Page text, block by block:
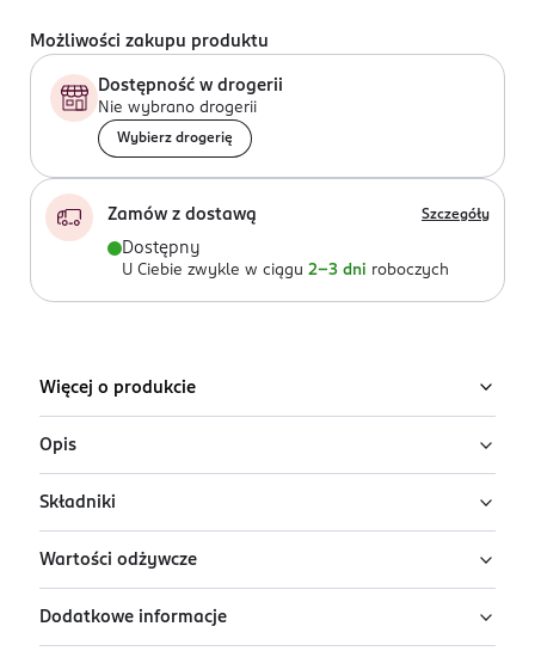
Możliwości zakupu produktu
Dostępność w drogerii
Nie wybrano drogerii
Wybierz drogerię
Zamów z dostawą Szczegóły
Dostępny
U Ciebie zwykle w ciągu 2-3 dni roboczych
Więcej o produkcie
Opis
Od 155 lat w Nestle tworzymy produkty dla
najmłodszych. Nasi eksperci analizują mikrobiom dzieci
karmionych piersią i już od ponad 65 lat prowadzą
zaawansowane badania nad wczesnym żywieniem
dzieci. Oparte na nauce innowacje pozwalają nam
Składniki
Składniki: laktoza (z mleka)
, częściowo hydrolizowane
[odmineralizowana serwatka (z mleka)i serwatka w
proszku (z mleka )], oleje roślinne (słonecznikowy,
Wartości odżywcze
Wartości odżywcze
Dodatkowe informacje